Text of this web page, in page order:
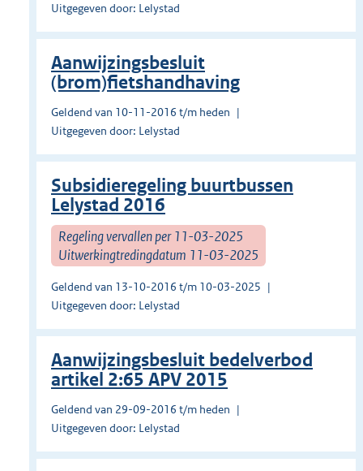
Uitgegeven door: Lelystad
Aanwijzingsbesluit
(brom)fietshandhaving
Geldend van 10-11-2016 t/m heden
Uitgegeven door: Lelystad
Subsidieregeling buurtbussen
Lelystad 2016
Regeling vervallen per 11-03-2025
Uitwerkingtredingdatum 11-03-2025
Geldend van 13-10-2016 t/m 10-03-2025
Uitgegeven door: Lelystad
Aanwijzingsbesluit bedelverbod
artikel 2:65 APV 2015
Geldend van 29-09-2016 t/m heden
Uitgegeven door: Lelystad